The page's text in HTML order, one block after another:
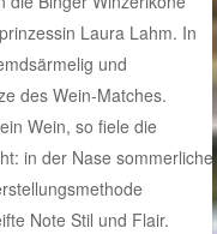
Laura Lahm. In
und
des Wein-Matches.
Wein, so fiele die
in der Nase sommerliche
Note Stil und Flair.